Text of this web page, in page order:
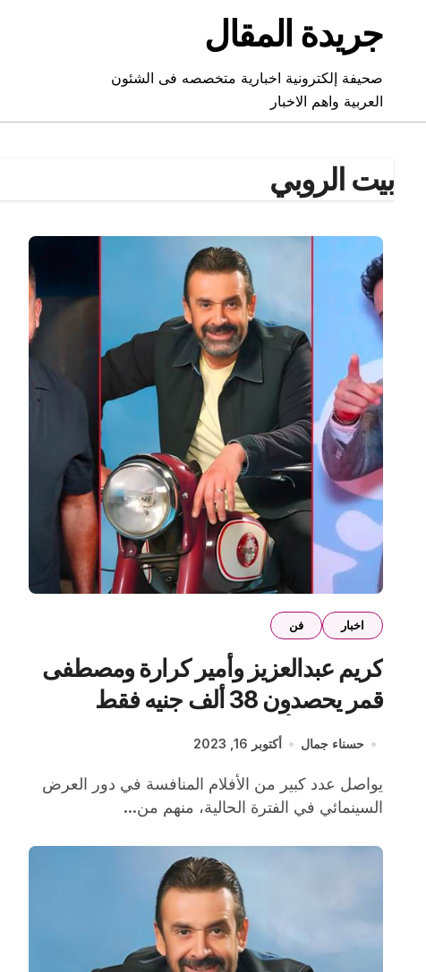
contentجريدة المقال
صحيفة إلكترونية اخبارية متخصصه فى الشئون
العربية واهم الاخبار
بيت الروبي
اخبار فن
كريم عبدالعزيز وأمير كرارة ومصطفى
قمر يحصدون 38 ألف جنيه فقط
إيرادات بالأمس
حسناء جمال أكتوبر 16, 2023
يواصل عدد كبير من الأفلام المنافسة في دور العرض
السينمائي في الفترة الحالية، منهم من...